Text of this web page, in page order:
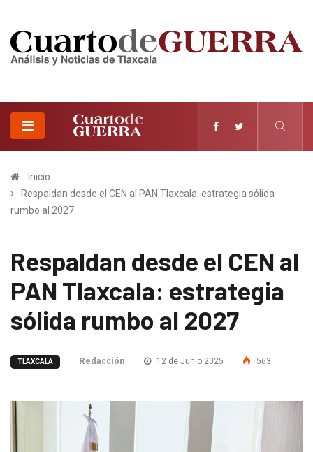
Inicio
Respaldan desde el CEN al PAN Tlaxcala: estrategia sólida
rumbo al 2027
Respaldan desde el CEN al
PAN Tlaxcala: estrategia
sólida rumbo al 2027
TLAXCALA Redacción 12 de Junio 2025 563